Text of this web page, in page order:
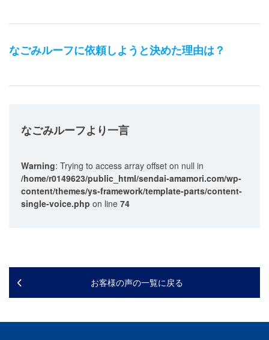
なごみルーフに依頼しようと決めた理由は？
なごみルーフより一言
Warning: Trying to access array offset on null in
/home/r0149623/public_html/sendai-amamori.com/wp-
content/themes/ys-framework/template-parts/content-
single-voice.php on line 74
お客様の声の一覧に戻る